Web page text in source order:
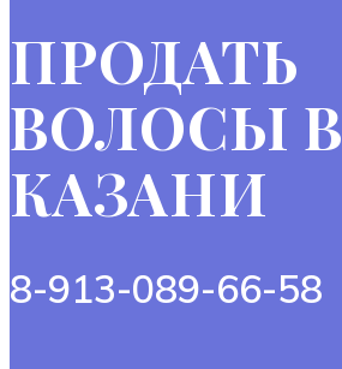
ПРОДАТЬ
ВОЛОСЫ В
КАЗАНИ
8-913-089-66-58